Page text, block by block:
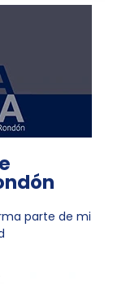
parte de mi